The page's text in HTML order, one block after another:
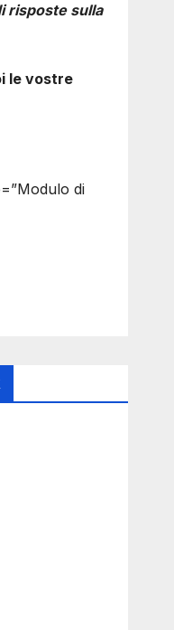
risposte sulla
le vostre
di